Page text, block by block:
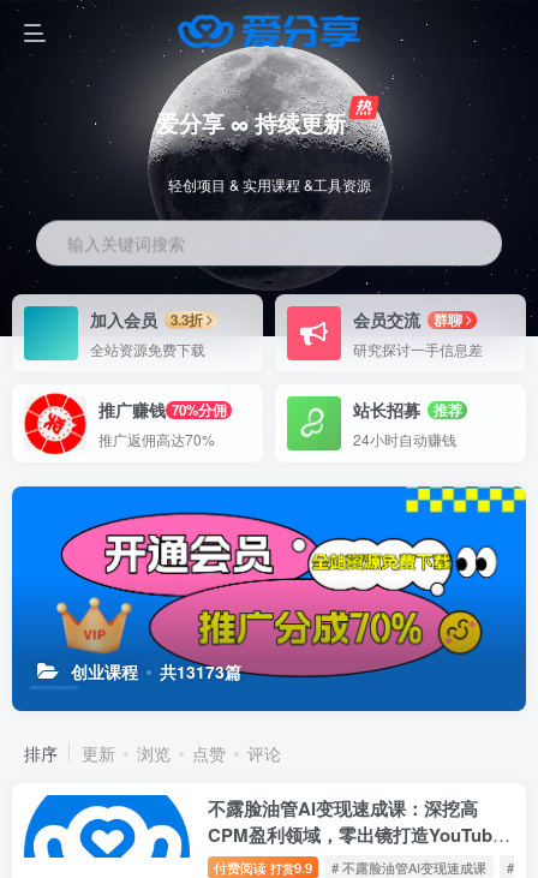
爱分享 ∞ 持续更新
轻创项目 & 实用课程 &工具资源
输入关键词搜索
加入会员
3.3折
全站资源免费下载
会员交流
群聊
研究探讨一手信息差
推广赚钱 70%分佣
推广返佣高达70%
站长招募
推荐
24小时自动赚钱
创业课程 共13173篇
排序 更新 浏览 点赞 评论
不露脸油管AI变现速成课：深挖高
CPM盈利领域，零出镜打造YouTube
稳定收益账号
付费阅读 打赏9.9 # 不露脸油管AI变现速成课 # 深